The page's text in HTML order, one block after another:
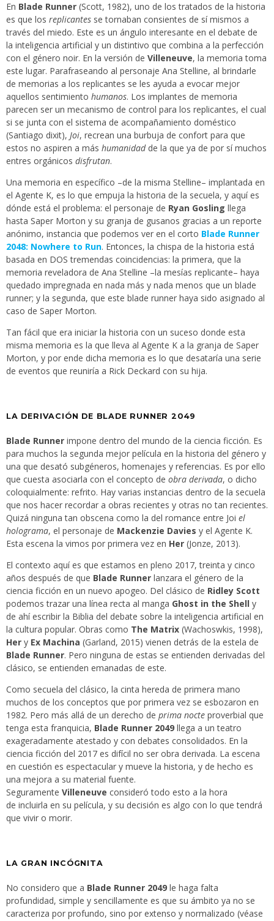
En Blade Runner (Scott, 1982), uno de los tratados de la historia
es que los replicantes se tornaban consientes de sí mismos a
través del miedo. Este es un ángulo interesante en el debate de
la inteligencia artificial y un distintivo que combina a la perfección
con el género noir. En la versión de Villeneuve, la memoria toma
este lugar. Parafraseando al personaje Ana Stelline, al brindarle
de memorias a los replicantes se les ayuda a evocar mejor
aquellos sentimiento humanos. Los implantes de memoria
parecen ser un mecanismo de control para los replicantes, el cual
si se junta con el sistema de acompañamiento doméstico
(Santiago dixit), Joi, recrean una burbuja de confort para que
estos no aspiren a más humanidadde la que ya de por sí muchos
entres orgánicos disfrutan.
Una memoria en específico –de la misma Stelline– implantada en
el Agente K, es lo que empuja la historia de la secuela, y aquí es
dónde está el problema: el personaje de Ryan Gosling llega
hasta Saper Morton y su granja de gusanos gracias a un reporte
anónimo, instancia que podemos ver en el corto Blade Runner
2048: Nowhere to Run. Entonces, la chispa de la historia está
basada en DOS tremendas coincidencias: la primera, que la
memoria reveladora de Ana Stelline –la mesías replicante– haya
quedado impregnada en nada más y nada menos que un blade
runner; y la segunda, que este blade runner haya sido asignado al
caso de Saper Morton.
Tan fácil que era iniciar la historia con un suceso donde esta
misma memoria es la que lleva al Agente K a la granja de Saper
Morton, y por ende dicha memoria es lo que desataría una serie
de eventos que reuniría a Rick Deckard con su hija.
LA DERIVACIÓN DE BLADE RUNNER 2049
Blade Runner impone dentro del mundo de la ciencia ficción. Es
para muchos la segunda mejor película en la historia del género y
una que desató subgéneros, homenajes y referencias. Es por ello
que cuesta asociarla con el concepto de obra derivada, o dicho
coloquialmente: refrito. Hay varias instancias dentro de la secuela
que nos hacer recordar a obras recientes y otras no tan recientes.
Quizá ninguna tan obscena como la del romance entre Joi el
holograma, el personaje de Mackenzie Davies y el Agente K.
Esta escena la vimos por primera vez en Her (Jonze, 2013).
El contexto aquí es que estamos en pleno 2017, treinta y cinco
años después de que Blade Runner lanzara el género de la
ciencia ficción en un nuevo apogeo. Del clásico de Ridley Scott
podemos trazar una línea recta al manga Ghost in the Shell y
de ahí escribir la Biblia del debate sobre la inteligencia artificial en
la cultura popular. Obras como The Matrix (Wachoswkis, 1998),
Her y Ex Machina (Garland, 2015) vienen detrás de la estela de
Blade Runner. Pero ninguna de estas se entienden derivadas del
clásico, se entienden emanadas de este.
Como secuela del clásico, la cinta hereda de primera mano
muchos de los conceptos que por primera vez se esbozaron en
1982. Pero más allá de un derecho de prima nocte proverbial que
tenga esta franquicia, Blade Runner 2049 llega a un teatro
exageradamente atestado y con debates consolidados. En la
ciencia ficción del 2017 es difícil no ser obra derivada. La escena
en cuestión es espectacular y mueve la historia, y de hecho es
una mejora a su material fuente.
Seguramente Villeneuve consideró todo esto a la hora
de incluirla en su película, y su decisión es algo con lo que tendrá
que vivir o morir.
LA GRAN INCÓGNITA
No considero que a Blade Runner 2049 le haga falta
profundidad, simple y sencillamente es que su ámbito ya no se
caracteriza por profundo, sino por extenso y normalizado (véase